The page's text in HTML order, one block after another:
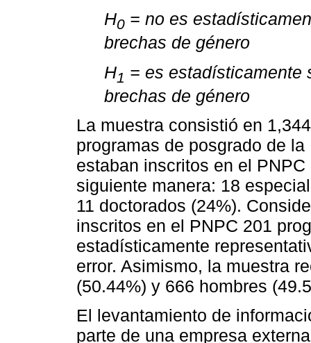
H0 = no es
brechas de género
H1 = es estadísticamente
brechas de género
La muestra consistió en
programas de posgrado de
estaban inscritos en el
siguiente manera: 18
11 doctorados (24%).
inscritos en el PNPC 201
estadísticamente
error. Asimismo, la muestra
(50.44%) y 666 hombres
El levantamiento de
parte de una empresa